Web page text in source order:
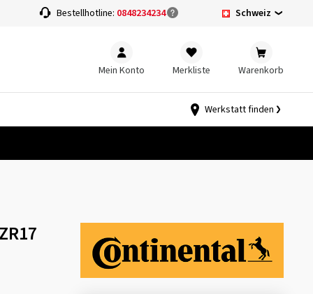
Bestellhotline: 0848234234 Schweiz
Mein Konto Merkliste Warenkorb
Werkstatt finden